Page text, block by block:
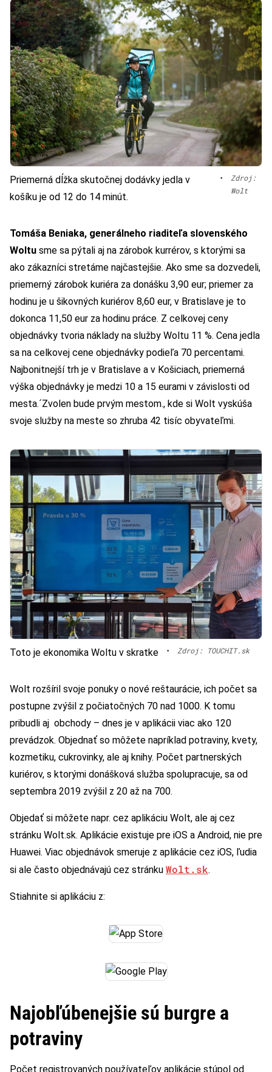
Priemerná dĺžka skutočnej dodávky jedla v
košíku je od 12 do 14 minút.
•
Zdroj:
Wolt
Tomáša Beniaka, generálneho riaditeľa slovenského
Woltu sme sa pýtali aj na zárobok kurrérov, s ktorými sa
ako zákazníci stretáme najčastejšie. Ako sme sa dozvedeli,
priemerný zárobok kuriéra za donášku 3,90 eur; priemer za
hodinu je u šikovných kuriérov 8,60 eur, v Bratislave je to
dokonca 11,50 eur za hodinu práce. Z celkovej ceny
objednávky tvoria náklady na služby Woltu 11 %. Cena jedla
sa na celkovej cene objednávky podieľa 70 percentami.
Najbonitnejší trh je v Bratislave a v Košiciach, priemerná
výška objednávky je medzi 10 a 15 eurami v závislosti od
mesta.´Zvolen bude prvým mestom., kde si Wolt vyskúša
svoje služby na meste so zhruba 42 tisíc obyvateľmi.
Toto je ekonomika Woltu v skratke • Zdroj: TOUCHIT.sk
Wolt rozšíril svoje ponuky o nové reštaurácie, ich počet sa
postupne zvýšil z počiatočných 70 nad 1000. K tomu
pribudli aj obchody – dnes je v aplikácii viac ako 120
prevádzok. Objednať so môžete napríklad potraviny, kvety,
kozmetiku, cukrovinky, ale aj knihy. Počet partnerských
kuriérov, s ktorými donášková služba spolupracuje, sa od
septembra 2019 zvýšil z 20 až na 700.
Objedať si môžete napr. cez aplikáciu Wolt, ale aj cez
stránku Wolt.sk. Aplikácie existuje pre iOS a Android, nie pre
Huawei. Viac objednávok smeruje z aplikácie cez iOS, ľudia
si ale často objednávajú cez stránku Wolt.sk.
Stiahnite si aplikáciu z:
Najobľúbenejšie sú burgre a
potraviny
Počet registrovaných používateľov aplikácie stúpol od